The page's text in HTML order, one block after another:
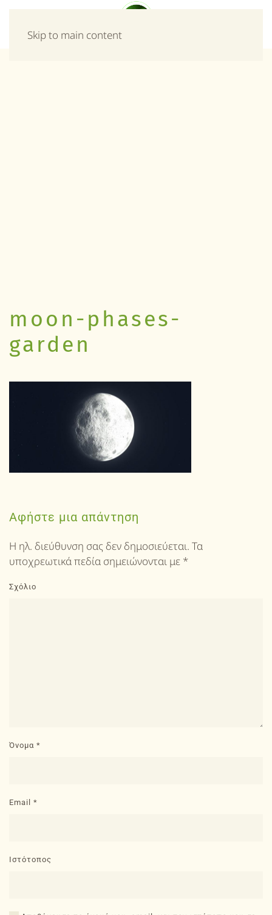
Skip to main content
moon-phases-
garden
Αφήστε μια απάντηση
Η ηλ. διεύθυνση σας δεν δημοσιεύεται. Τα
υποχρεωτικά πεδία σημειώνονται με *
Σχόλιο
Όνομα *
Email *
Ιστότοπος